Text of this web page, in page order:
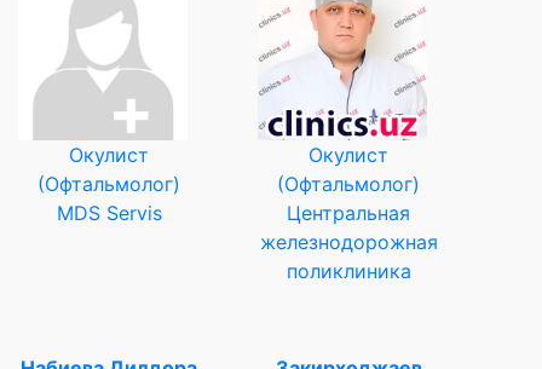
Окулист
(Офтальмолог)
MDS Servis
Окулист
(Офтальмолог)
Центральная
железнодорожная
поликлиника